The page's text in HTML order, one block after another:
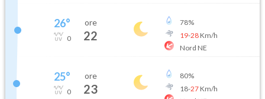
26°
0
ore
22
78%
19-28Km/h
Nord NE
25°
0
ore
23
80%
18-27Km/h